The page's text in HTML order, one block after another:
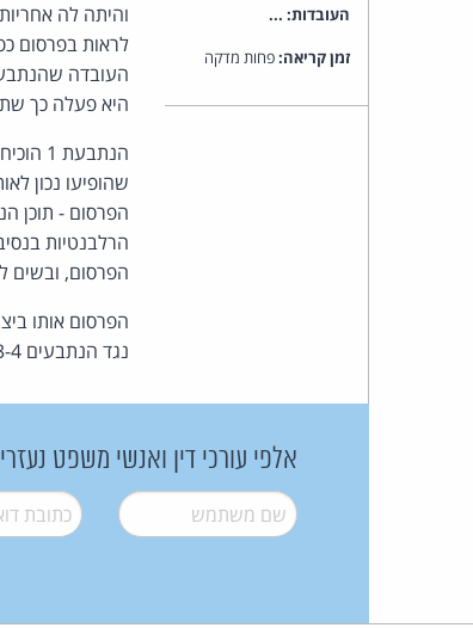
העובדות: ...
זמן קריאה:פחות מדקה
והיתה לה
לראות בפרסום
היא פעלה כך
שהופיעו נכון
הפרסום - תוכן
הפרסום, ובשים
נגד הנתבעים 3-4. התביעה נדחתה.
אלפי עורכי דין ואנשי משפט
שם משתמש* דואל*